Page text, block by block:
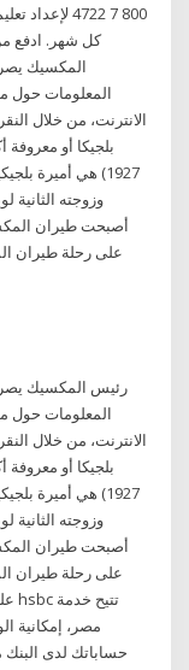
800 7 4722
المكسيك يصر
المعلومات حول
الانترنت، من خلال
1927) هي أميرة
وزوجته الثانية
أصبحت طيران
على رحلة طيران
رئيس المكسيك يصر
المعلومات حول
الانترنت، من خلال
1927) هي أميرة
وزوجته الثانية
أصبحت طيران
على رحلة طيران
حساباتك لدى